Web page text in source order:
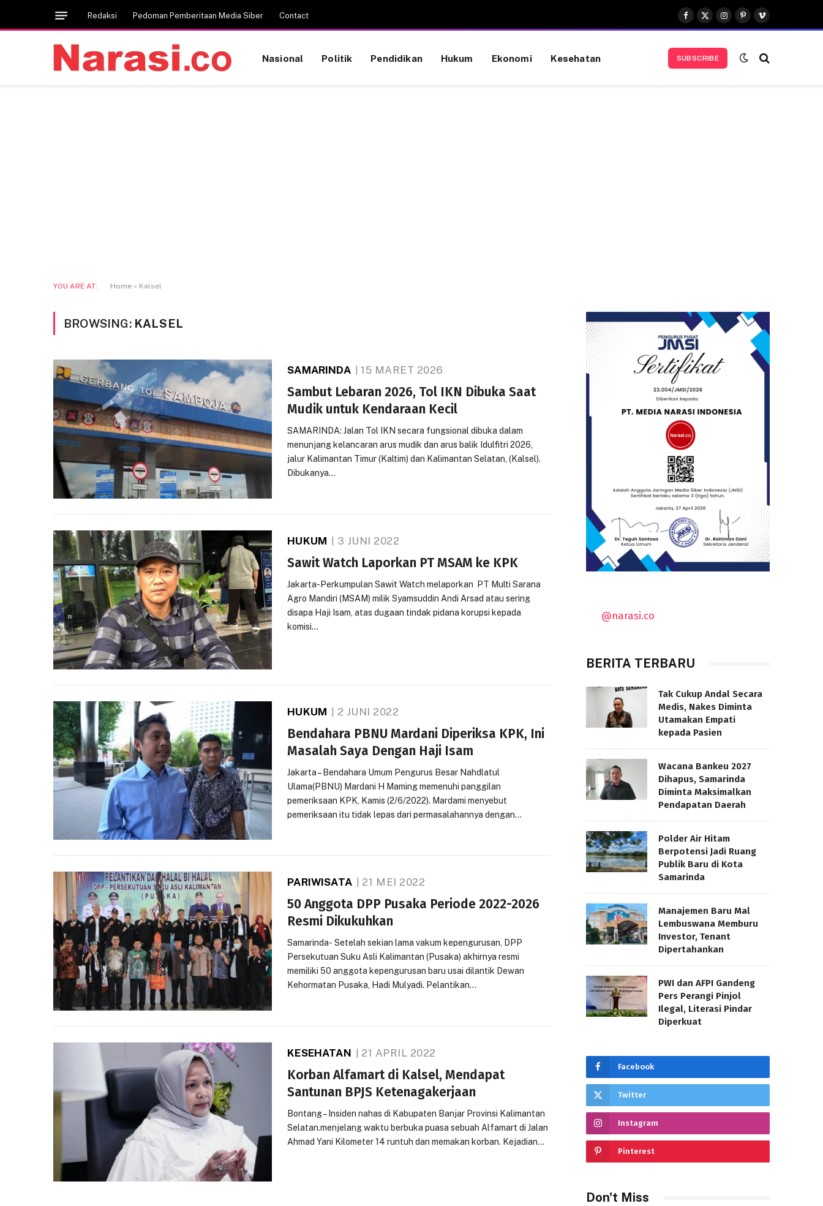
Redaksi Pedoman Pemberitaan Media Siber Contact
Facebook
X
(Twitter)
Instagram
Pinterest
Vimeo
Nasional Politik Pendidikan Hukum Ekonomi Kesehatan SUBSCRIBE
YOU ARE AT: Home » Kalsel
BROWSING: KALSEL
SAMARINDA 15 MARET 2026
Sambut Lebaran 2026, Tol IKN Dibuka Saat
Mudik untuk Kendaraan Kecil
SAMARINDA: Jalan Tol IKN secara fungsional dibuka dalam
menunjang kelancaran arus mudik dan arus balik Idulfitri 2026,
jalur Kalimantan Timur (Kaltim) dan Kalimantan Selatan, (Kalsel).
Dibukanya…
HUKUM 3 JUNI 2022
Sawit Watch Laporkan PT MSAM ke KPK
Jakarta-Perkumpulan Sawit Watch melaporkan PT Multi Sarana
Agro Mandiri (MSAM) milik Syamsuddin Andi Arsad atau sering
disapa Haji Isam, atas dugaan tindak pidana korupsi kepada
komisi…
HUKUM 2 JUNI 2022
Bendahara PBNU Mardani Diperiksa KPK, Ini
Masalah Saya Dengan Haji Isam
Jakarta – Bendahara Umum Pengurus Besar Nahdlatul
Ulama(PBNU) Mardani H Maming memenuhi panggilan
pemeriksaan KPK, Kamis (2/6/2022). Mardami menyebut
pemeriksaan itu tidak lepas dari permasalahannya dengan…
PARIWISATA 21 MEI 2022
50 Anggota DPP Pusaka Periode 2022-2026
Resmi Dikukuhkan
Samarinda- Setelah sekian lama vakum kepengurusan, DPP
Persekutuan Suku Asli Kalimantan (Pusaka) akhirnya resmi
memiliki 50 anggota kepengurusan baru usai dilantik Dewan
Kehormatan Pusaka, Hadi Mulyadi. Pelantikan…
KESEHATAN 21 APRIL 2022
Korban Alfamart di Kalsel, Mendapat
Santunan BPJS Ketenagakerjaan
Bontang – Insiden nahas di Kabupaten Banjar Provinsi Kalimantan
Selatan.menjelang waktu berbuka puasa sebuah Alfamart di Jalan
Ahmad Yani Kilometer 14 runtuh dan memakan korban. Kejadian…
@narasi.co
BERITA TERBARU
Tak Cukup Andal Secara
Medis, Nakes Diminta
Utamakan Empati
kepada Pasien
Wacana Bankeu 2027
Dihapus, Samarinda
Diminta Maksimalkan
Pendapatan Daerah
Polder Air Hitam
Berpotensi Jadi Ruang
Publik Baru di Kota
Samarinda
Manajemen Baru Mal
Lembuswana Memburu
Investor, Tenant
Dipertahankan
PWI dan AFPI Gandeng
Pers Perangi Pinjol
Ilegal, Literasi Pindar
Diperkuat
Facebook
Twitter
Instagram
Pinterest
Don't Miss